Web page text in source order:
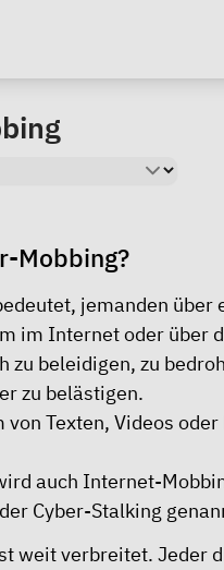
Mobbing?
jemanden über
im Internet oder über
zu beleidigen, zu
zu belästigen.
von Texten, Videos
auch Internet-
Cyber-Stalking
weit verbreitet. Jeder